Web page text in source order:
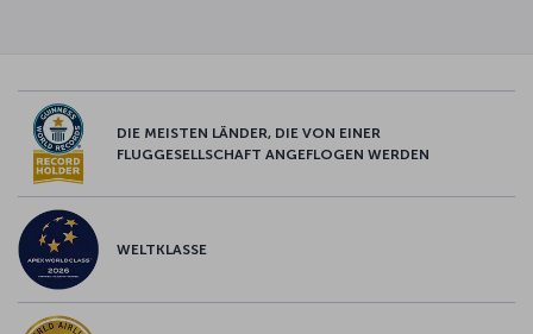
DIE MEISTEN LÄNDER, DIE VON EINER
FLUGGESELLSCHAFT ANGEFLOGEN WERDEN
WELTKLASSE